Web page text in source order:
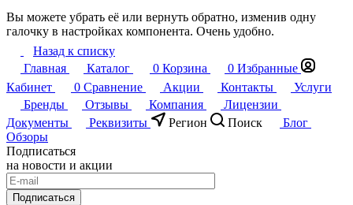
Вы можете убрать её или вернуть обратно, изменив одну
галочку в настройках компонента. Очень удобно.
Назад к списку
Главная
Каталог 0 Корзина 0 Избранные
Кабинет
0 Сравнение Акции Контакты
Услуги
Бренды
Отзывы Компания
Лицензии
Документы
Реквизиты Регион Поиск
Блог
Обзоры
Подписаться
на новости и акции
Подписаться